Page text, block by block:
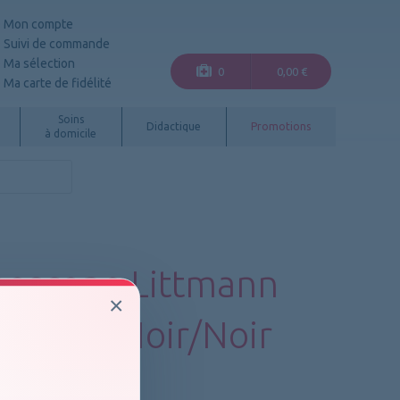
×
Mon compte
Suivi de commande
Ma sélection
Ma carte de fidélité
0 0,00 €
Soins
à domicile
Didactique Promotions
Littmann
III Noir/Noir